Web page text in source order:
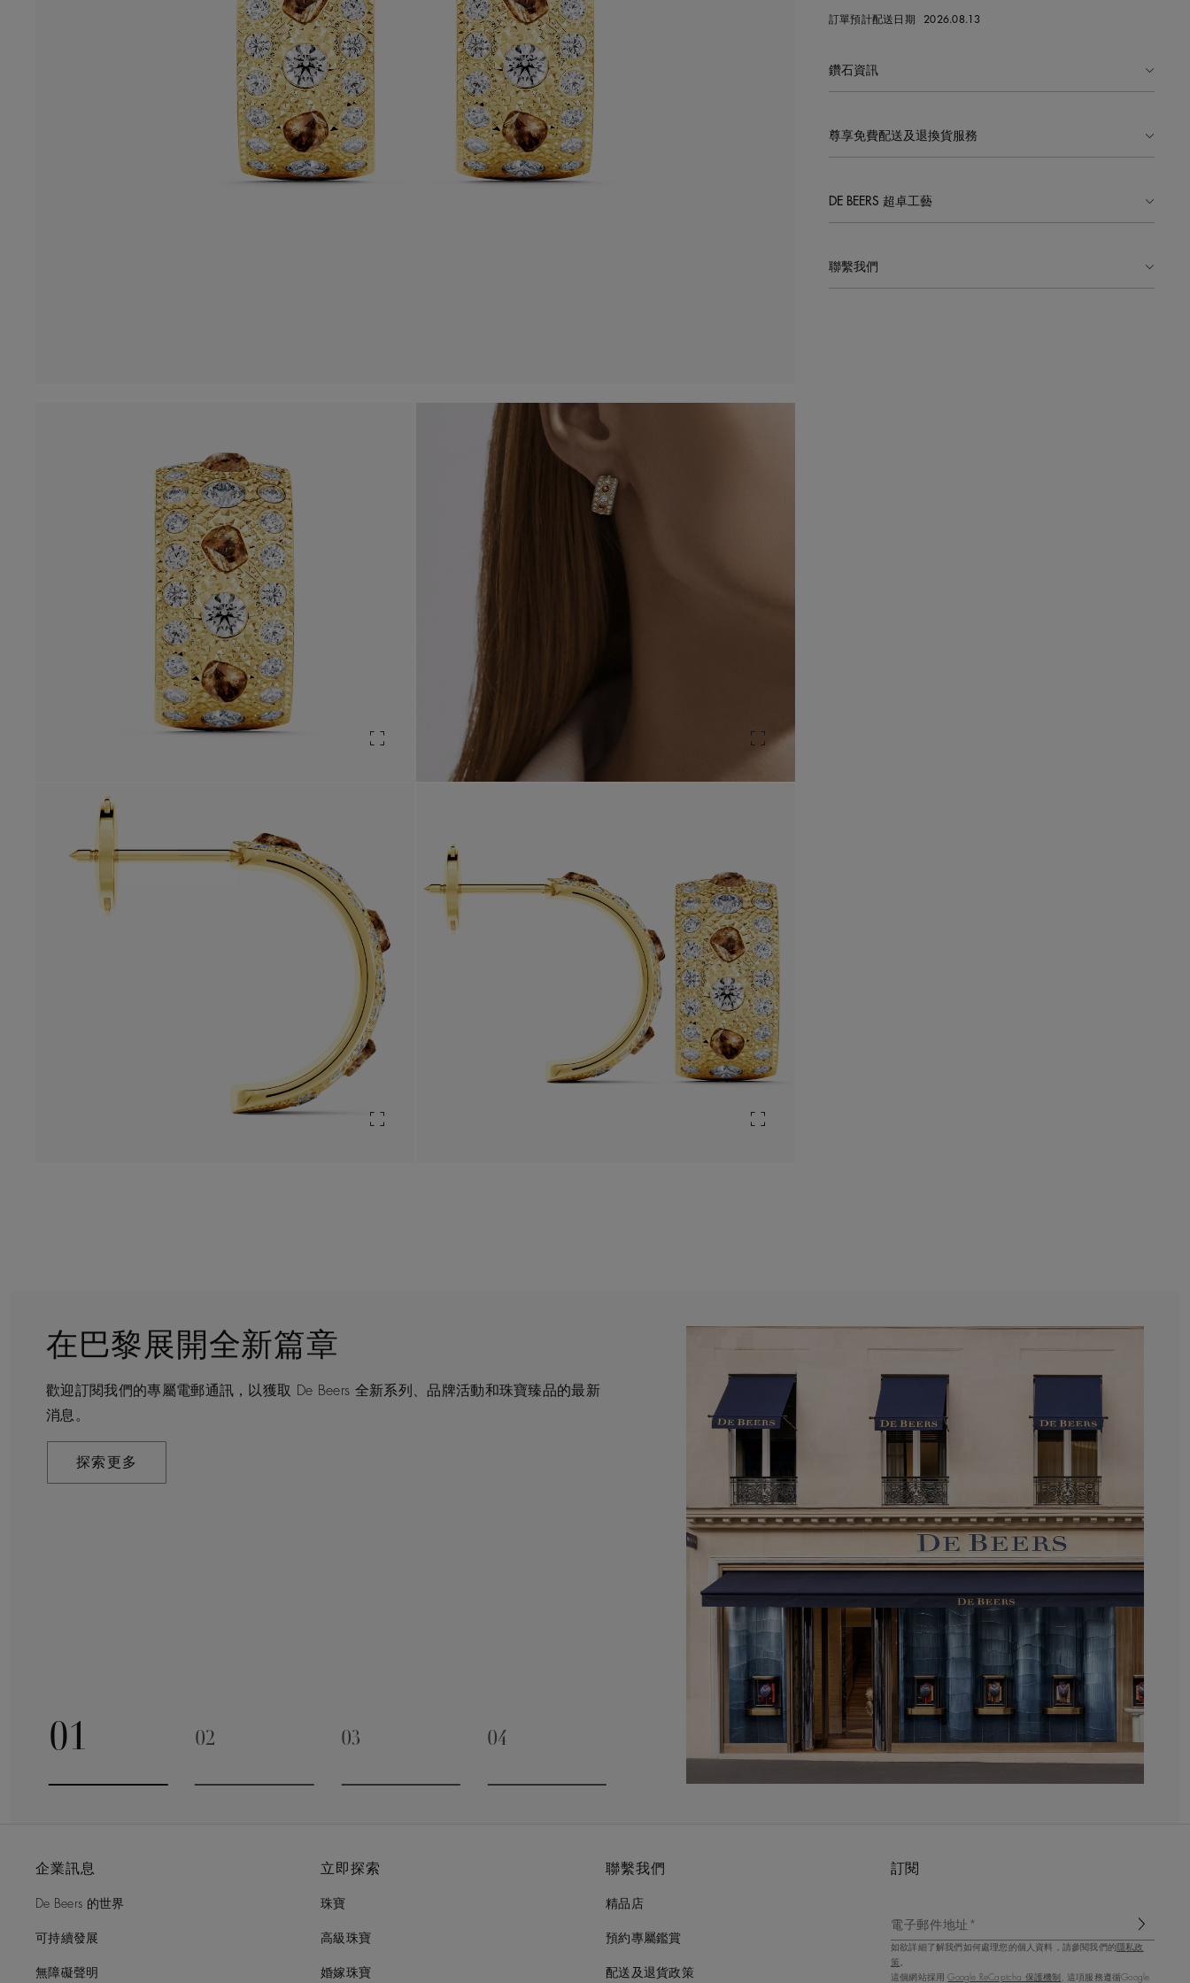
訂單預計配送日期 2026.08.13
鑽石資訊
尊享免費配送及退換貨服務
DE BEERS 超卓工藝
聯繫我們
在巴黎展開全新篇章
歡迎訂閱我們的專屬電郵通訊，以獲取 De Beers 全新系列、品牌活動和珠寶臻品的最新
消息。
探索更多
守護永恒
De Beers 在全球珠寶領域獨樹一幟，因為我們是唯一與鑽石原產地有直接連結的奢華珠
寶品牌。
探索更多
顧客服務
無論您是透過線上購物或造訪實體精品店，我們始終致力於為您提供個人化的購物體
驗。預約於店內或線上進行鑑賞，透過私人諮詢獲取來自於專家的協助與指導。
瞭解更多
De Beers 的世界
De Beers 成立於倫敦，靈感來自非洲的自然，是奢華鑽石珠寶的巔峰。我們的創意和工
藝將鑽石轉化為永恆和標誌性的設計。
探索更多
01
Go to slide 1
02 03 04
企業訊息
De Beers 的世界
可持續發展
無障礙聲明
立即探索
珠寶
高級珠寶
婚嫁珠寶
聯繫我們
精品店
預約專屬鑑賞
配送及退貨政策
訂閱
電子郵件地址*
如欲詳細了解我們如何處理您的個人資料，請參閱我們的 隱私政
策 。
這個網站採用Google ReCaptcha 保護機制 , 這項服務遵循Google